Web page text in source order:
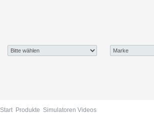
Start Produkte Simulatoren Videos